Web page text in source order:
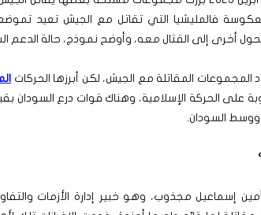
فالمليشيا التي تقاتل مع الجيش تعيد
أخرى إلى القتال معه، وأوضح نموذج، حالة الدعم
المقاتلة مع الجيش، لكن أبرزها الحركات
الحركة الإسلامية، وهناك قوات درع السودان
السودان.
إسماعيل مجذوب، وهو خبير إدارة الأزمات